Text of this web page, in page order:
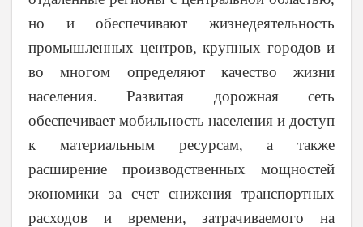
но и обеспечивают жизнедеятельность
промышленных центров, крупных городов и
во многом определяют качество жизни
населения. Развитая дорожная сеть
обеспечивает мобильность населения и доступ
к материальным ресурсам, а также
расширение производственных мощностей
экономики за счет снижения транспортных
расходов и времени, затрачиваемого на